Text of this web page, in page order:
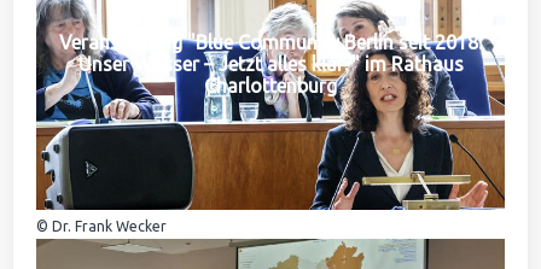
Veranstaltung "Blue Community Berlin seit 2018:
Unser Wasser – Jetzt alles klar?" im Rathaus
Charlottenburg
© Dr. Frank Wecker